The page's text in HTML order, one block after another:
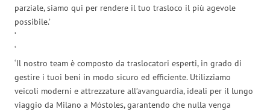
parziale, siamo qui per rendere il tuo trasloco il più agevole
possibile.’
‘
‘
‘Il nostro team è composto da traslocatori esperti, in grado di
gestire i tuoi beni in modo sicuro ed efficiente. Utilizziamo
veicoli moderni e attrezzature all’avanguardia, ideali per il lungo
viaggio da Milano a Móstoles, garantendo che nulla venga